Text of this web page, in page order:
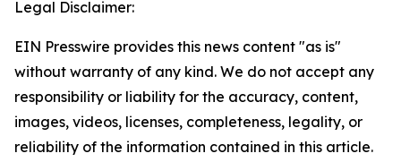
Legal Disclaimer:
EIN Presswire provides this news content "as is"
without warranty of any kind. We do not accept any
responsibility or liability for the accuracy, content,
images, videos, licenses, completeness, legality, or
reliability of the information contained in this article.